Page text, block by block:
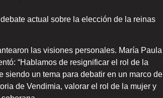
actual sobre la elección de la reinas
las visiones personales. María Paula
“Hablamos de resignificar el rol de la
siendo un tema para debatir en un marco de
de Vendimia, valorar el rol de la mujer y